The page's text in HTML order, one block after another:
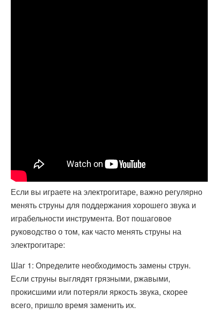
Если вы играете на электрогитаре, важно регулярно
менять струны для поддержания хорошего звука и
играбельности инструмента. Вот пошаговое
руководство о том, как часто менять струны на
электрогитаре:
Шаг 1: Определите необходимость замены струн.
Если струны выглядят грязными, ржавыми,
прокисшими или потеряли яркость звука, скорее
всего, пришло время заменить их.